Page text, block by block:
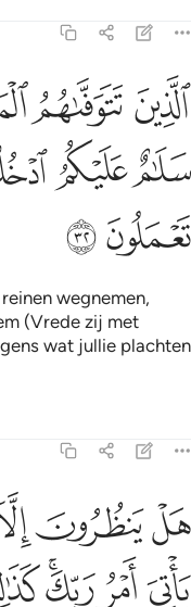
الذين تتوفاهم الملايكة
ٱلَّذِينَ تَتَوَفَّىٰهُمُ ٱلْمَلَـٰٓئِكَةُ
ﲥﲦ
ﲪﲫ
ﲰﲱ
wegnemen,
(Vrede zij met
wat jullie plachten
هل ينظرون الا ان تاتيهم
هَلْ يَنظُرُونَ إِلَّآ أَن تَأْتِيَهُمُ
ﲲﲳ
ﲹﲺﲻﲼ